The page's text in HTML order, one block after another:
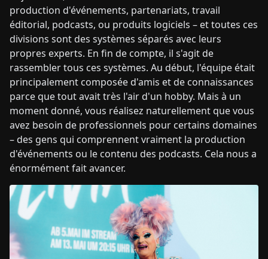
production d'événements, partenariats, travail
éditorial, podcasts, ou produits logiciels – et toutes ces
divisions sont des systèmes séparés avec leurs
propres experts. En fin de compte, il s'agit de
rassembler tous ces systèmes. Au début, l'équipe était
principalement composée d'amis et de connaissances
parce que tout avait très l'air d'un hobby. Mais à un
moment donné, vous réalisez naturellement que vous
avez besoin de professionnels pour certains domaines
– des gens qui comprennent vraiment la production
d'événements ou le contenu des podcasts. Cela nous a
énormément fait avancer.